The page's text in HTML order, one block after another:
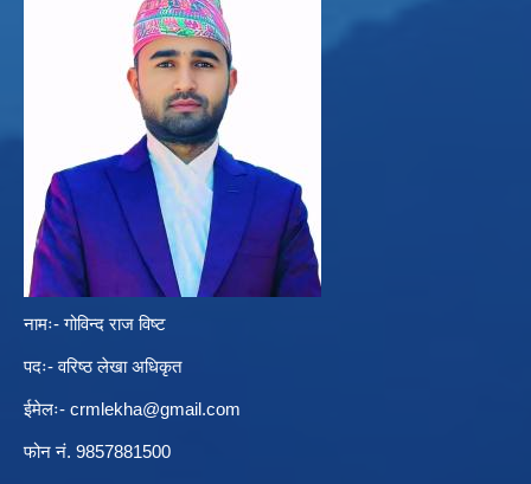
नामः- गोविन्द राज विष्ट
पदः- वरिष्ठ लेखा अधिकृत
ईमेलः- crmlekha@gmail.com
फोन नं. 9857881500